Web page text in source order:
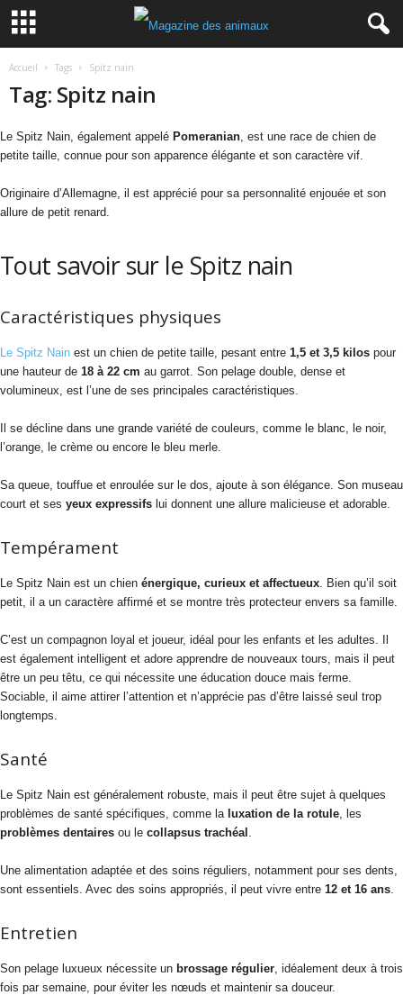
Accueil Tags Spitz nain
Tag: Spitz nain
Le Spitz Nain, également appelé Pomeranian, est une race de chien de
petite taille, connue pour son apparence élégante et son caractère vif.
Originaire d’Allemagne, il est apprécié pour sa personnalité enjouée et son
allure de petit renard.
Tout savoir sur le Spitz nain
Caractéristiques physiques
Le Spitz Nain est un chien de petite taille, pesant entre 1,5 et 3,5 kilos pour
une hauteur de 18 à 22 cm au garrot. Son pelage double, dense et
volumineux, est l’une de ses principales caractéristiques.
Il se décline dans une grande variété de couleurs, comme le blanc, le noir,
l’orange, le crème ou encore le bleu merle.
Sa queue, touffue et enroulée sur le dos, ajoute à son élégance. Son museau
court et ses yeux expressifs lui donnent une allure malicieuse et adorable.
Tempérament
Le Spitz Nain est un chien énergique, curieux et affectueux. Bien qu’il soit
petit, il a un caractère affirmé et se montre très protecteur envers sa famille.
C’est un compagnon loyal et joueur, idéal pour les enfants et les adultes. Il
est également intelligent et adore apprendre de nouveaux tours, mais il peut
être un peu têtu, ce qui nécessite une éducation douce mais ferme.
Sociable, il aime attirer l’attention et n’apprécie pas d’être laissé seul trop
longtemps.
Santé
Le Spitz Nain est généralement robuste, mais il peut être sujet à quelques
problèmes de santé spécifiques, comme la luxation de la rotule, les
problèmes dentaires ou le collapsus trachéal .
Une alimentation adaptée et des soins réguliers, notamment pour ses dents,
sont essentiels. Avec des soins appropriés, il peut vivre entre 12 et 16 ans.
Entretien
Son pelage luxueux nécessite un brossage régulier, idéalement deux à trois
fois par semaine, pour éviter les nœuds et maintenir sa douceur.